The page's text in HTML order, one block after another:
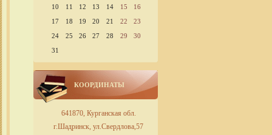
10
11 12 13 14 15
16
17
18 19 20 21 22
23
24
25 26 27 28 29
30
31
КООРДИНАТЫ
641870, Курганская обл.
г.Шадринск, ул.Свердлова,57